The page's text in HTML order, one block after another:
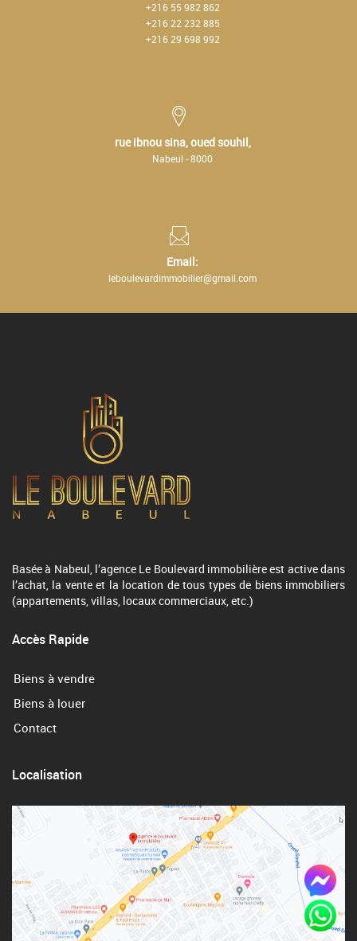
+216 55 982 862
+216 22 232 885
+216 29 698 992
rue ibnou sina, oued souhil,
Nabeul - 8000
Email:
leboulevardimmobilier@gmail.com
Basée à Nabeul, l’agence Le Boulevard immobilière est active dans
l’achat, la vente et la location de tous types de biens immobiliers
(appartements, villas, locaux commerciaux, etc.)
Accès Rapide
Biens à vendre
Biens à louer
Contact
Localisation